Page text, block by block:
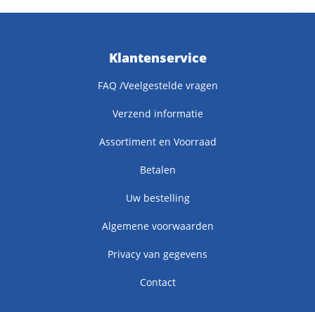
Klantenservice
FAQ /Veelgestelde vragen
Verzend informatie
Assortiment en Voorraad
Betalen
Uw bestelling
Algemene voorwaarden
Privacy van gegevens
Contact